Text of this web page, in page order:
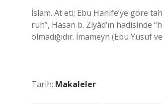
İslam. At eti; Ebu Hanife’ye göre
ruh”, Hasan b. Ziyâd’ın hadisinde
olmadığıdır. İmameyn (Ebu
Tarih: Makaleler